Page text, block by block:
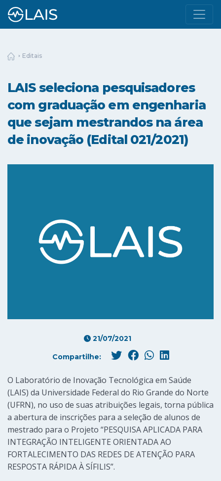
Editais
LAIS seleciona pesquisadores
com graduação em engenharia
que sejam mestrandos na área
de inovação (Edital 021/2021)
21/07/2021
Compartilhe:
O Laboratório de Inovação Tecnológica em Saúde
(LAIS) da Universidade Federal do Rio Grande do Norte
(UFRN), no uso de suas atribuições legais, torna pública
a abertura de inscrições para a seleção de alunos de
mestrado para o Projeto “PESQUISA APLICADA PARA
INTEGRAÇÃO INTELIGENTE ORIENTADA AO
FORTALECIMENTO DAS REDES DE ATENÇÃO PARA
RESPOSTA RÁPIDA À SÍFILIS”.